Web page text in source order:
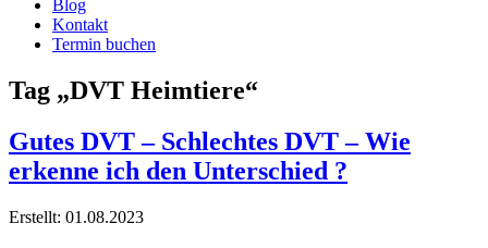
Blog
Kontakt
Termin buchen
Tag „DVT Heimtiere“
Gutes DVT – Schlechtes DVT – Wie
erkenne ich den Unterschied ?
Erstellt: 01.08.2023